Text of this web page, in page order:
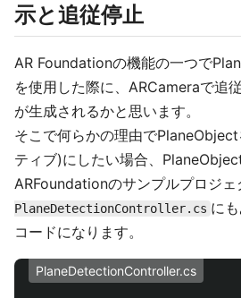
示と追従停止
AR Foundationの機能の一つで
を使用した際に、ARCameraで追
が生成されるかと思います。
そこで何らかの理由で
ティブ)にしたい場合、
ARFoundationのサンプルプロジェ
PlaneDetectionController.cs に
コードになります。
PlaneDetectionController.cs